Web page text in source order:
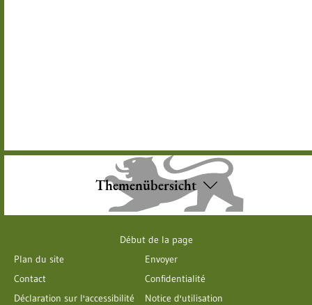
Themenübersicht
Début de la page
Plan du site
Envoyer
Contact
Confidentialité
Déclaration sur l'accessibilité
Notice d'utilisation